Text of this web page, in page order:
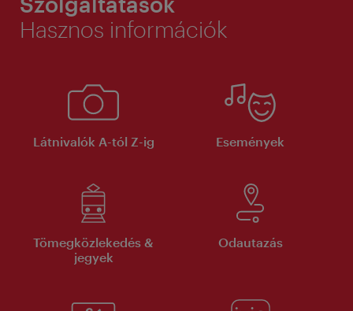
Hasznos információk
Látnivalók A-tól Z-ig Események
Tömegközlekedés &
jegyek
Odautazás